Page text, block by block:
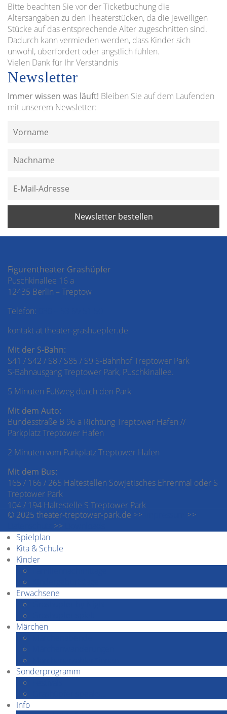
Bitte beachten Sie vor der Ticketbuchung die
Altersangaben zu den Theaterstücken, da die jeweiligen
Stücke auf das entsprechende Alter zugeschnitten sind.
Dadurch kann vermieden werden, dass Kinder sich
unwohl, überfordert oder ängstlich fühlen.
Vielen Dank für Ihr Verständnis
Newsletter
Immer wissen was läuft! Bleiben Sie auf dem Laufenden
mit unserem Newsletter:
Figurentheater Grashüpfer
Puschkinallee 16 a
12435 Berlin – Treptow
Telefon:
kontakt at theater-grashuepfer.de
Mit der S-Bahn:
S41 / S42 / S8 / S85 / S9 S-Bahnhof Treptower Park
S-Bahnausgang Treptower Park, Puschkinallee.
5 Minuten Fußweg durch den Park
Mit dem Auto:
Bundesstraße B 96 a Richtung Treptower Hafen //
Parkplatz Treptower Hafen
2 Minuten vom Parkplatz Treptower Hafen
Mit dem Bus:
165 / 166 / 265 Haltestellen Sowjetisches Ehrenmal oder S
Treptower Park
104 / 194 Haltestelle S Treptower Park
© 2025 theater-treptower-park.de >>
>>
>>
Spielplan
Kita & Schule
Kinder
Erwachsene
Märchen
Sonderprogramm
Info